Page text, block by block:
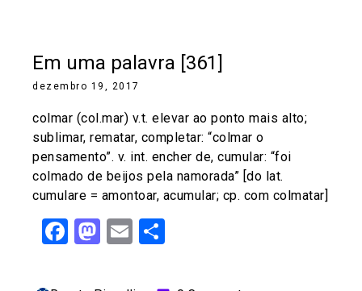
Em uma palavra [361]
dezembro 19, 2017
colmar (col.mar) v.t. elevar ao ponto mais alto;
sublimar, rematar, completar: “colmar o
pensamento”. v. int. encher de, cumular: “foi
colmado de beijos pela namorada” [do lat.
cumulare = amontoar, acumular; cp. com colmatar]
Facebook
Mastodon
Email